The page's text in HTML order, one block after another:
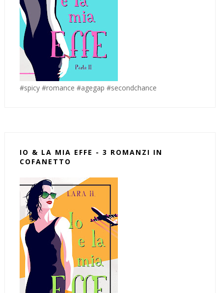
#spicy #romance #agegap #secondchance
IO & LA MIA EFFE - 3 ROMANZI IN
COFANETTO